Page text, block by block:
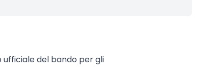
del bando per gli